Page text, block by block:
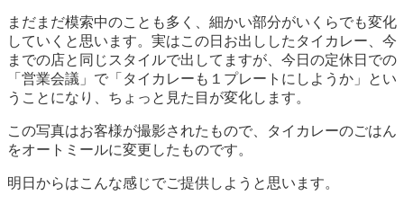
まだまだ模索中のことも多く、細かい部分がいくらでも変化
していくと思います。実はこの日お出ししたタイカレー、今
までの店と同じスタイルで出してますが、今日の定休日での
「営業会議」で「タイカレーも１プレートにしようか」とい
うことになり、ちょっと見た目が変化します。
この写真はお客様が撮影されたもので、タイカレーのごはん
をオートミールに変更したものです。
明日からはこんな感じでご提供しようと思います。